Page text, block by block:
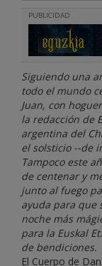
PUBLICIDAD
Siguiendo una
todo el mundo
Juan, con
la redacción de
argentina del
el solsticio --de
Tampoco este
de centenar y
junto al fuego
ayuda para que
noche más
para la Euskal
de bendiciones.
El Cuerpo de